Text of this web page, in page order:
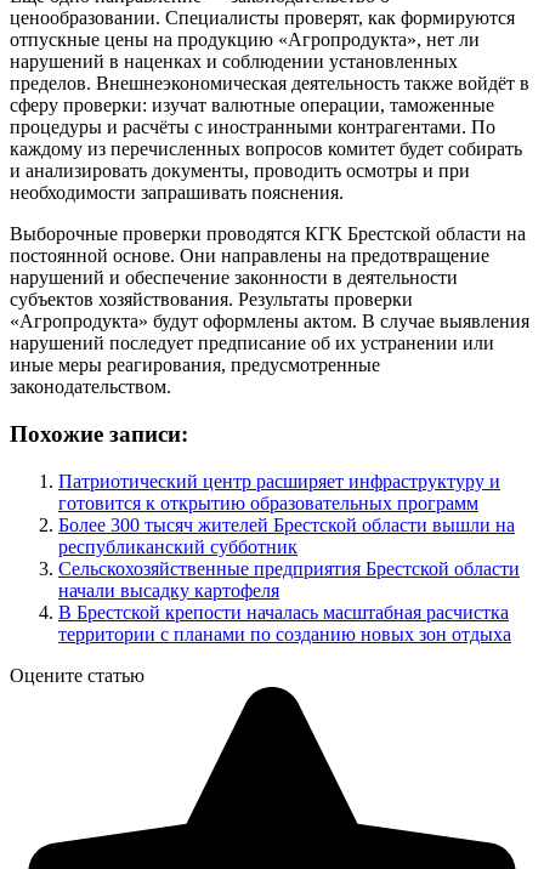
ценообразовании. Специалисты проверят, как формируются
отпускные цены на продукцию «Агропродукта», нет ли
нарушений в наценках и соблюдении установленных
пределов. Внешнеэкономическая деятельность также войдёт в
сферу проверки: изучат валютные операции, таможенные
процедуры и расчёты с иностранными контрагентами. По
каждому из перечисленных вопросов комитет будет собирать
и анализировать документы, проводить осмотры и при
необходимости запрашивать пояснения.
Выборочные проверки проводятся КГК Брестской области на
постоянной основе. Они направлены на предотвращение
нарушений и обеспечение законности в деятельности
субъектов хозяйствования. Результаты проверки
«Агропродукта» будут оформлены актом. В случае выявления
нарушений последует предписание об их устранении или
иные меры реагирования, предусмотренные
законодательством.
Похожие записи:
Патриотический центр расширяет инфраструктуру и
готовится к открытию образовательных программ
Более 300 тысяч жителей Брестской области вышли на
республиканский субботник
Сельскохозяйственные предприятия Брестской области
начали высадку картофеля
В Брестской крепости началась масштабная расчистка
территории с планами по созданию новых зон отдыха
Оцените статью